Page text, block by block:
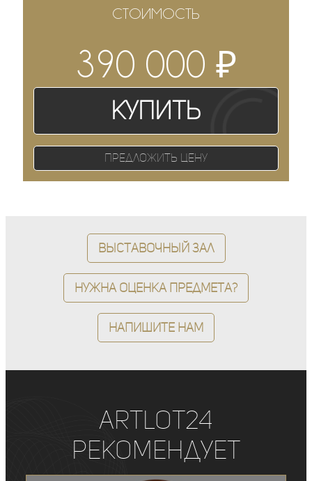
СТОИМОСТЬ
390 000 ₽
Купить
Предложить цену
Выставочный зал
Нужна оценка предмета?
Напишите нам
ArtLot24
рекомендует